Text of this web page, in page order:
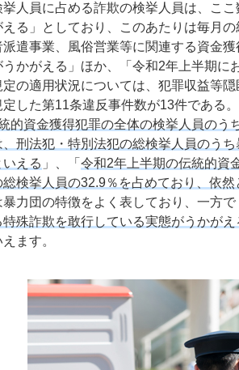
人員に占める詐欺の検挙人員は、こ
る」としており、このあたりは毎月
遣事業、風俗営業等に関連する資金
かがえる」ほか、「令和2年上半期
の適用状況については、犯罪収益等
した第11条違反事件数が13件である
的資金獲得犯罪の全体の検挙人員のう
刑法犯・特別法犯の総検挙人員のう
える 」、「 令和2年上半期の伝統的資
検挙人員の32.9％を占めており、依
暴力団の特徴をよく表しており、一方で
殊詐欺を敢行している実態がうかがえ
ます。